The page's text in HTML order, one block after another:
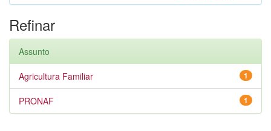
Refinar
Assunto
1
Agricultura Familiar
1
PRONAF